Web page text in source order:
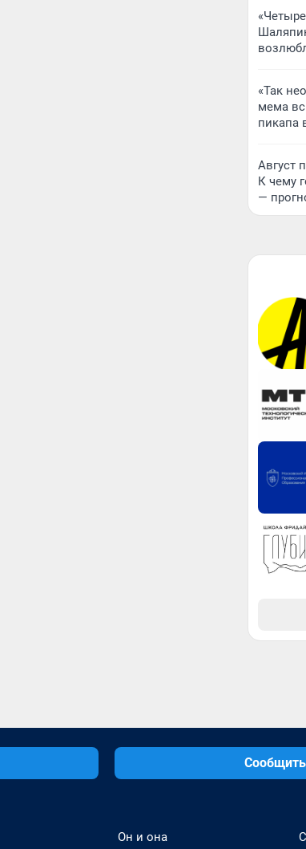
«Так
мема
пикапа
Август
К чему
—
Он и она